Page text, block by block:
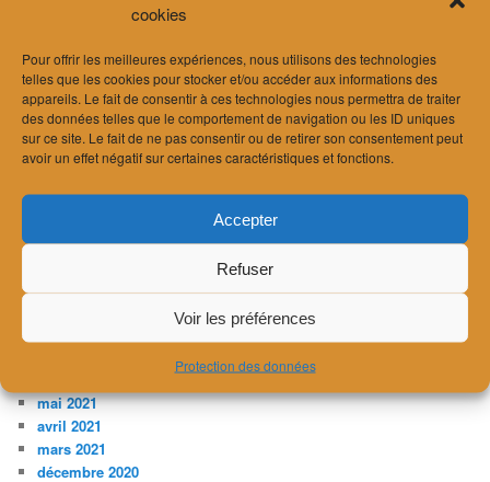
cookies
Pour offrir les meilleures expériences, nous utilisons des technologies
telles que les cookies pour stocker et/ou accéder aux informations des
appareils. Le fait de consentir à ces technologies nous permettra de traiter
des données telles que le comportement de navigation ou les ID uniques
sur ce site. Le fait de ne pas consentir ou de retirer son consentement peut
avoir un effet négatif sur certaines caractéristiques et fonctions.
Accepter
Refuser
Voir les préférences
Protection des données
décembre 2023
novembre 2023
juillet 2023
avril 2023
février 2023
janvier 2023
décembre 2022
août 2022
mars 2022
mai 2021
avril 2021
mars 2021
décembre 2020